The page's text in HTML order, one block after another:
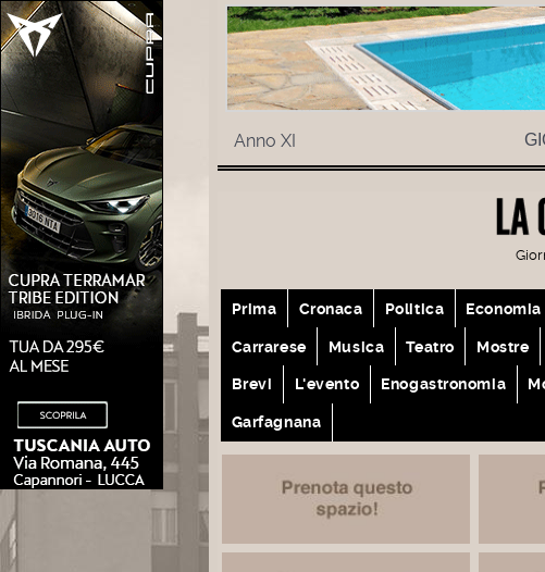
Anno XI
Prima Cronaca Politica Economia
Carrarese Musica Teatro Mostre
Brevi L'evento Enogastronomia
Garfagnana